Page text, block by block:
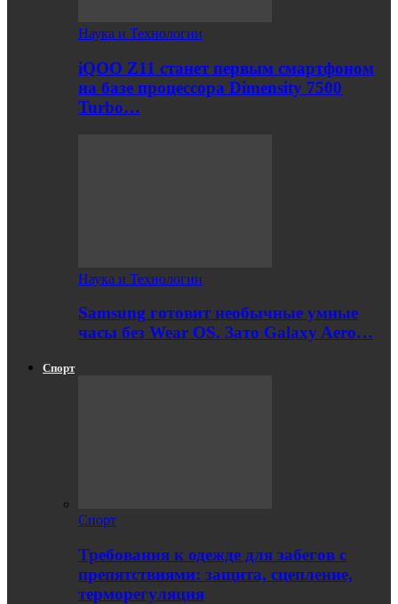
Наука и Технологии
iQOO Z11 станет первым смартфоном
на базе процессора Dimensity 7500
Turbo…
Наука и Технологии
Samsung готовит необычные умные
часы без Wear OS. Зато Galaxy Aero…
Спорт
Спорт
Требования к одежде для забегов с
препятствиями: защита, сцепление,
терморегуляция